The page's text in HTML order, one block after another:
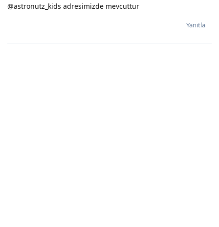
@astronutz_kids adresimizde mevcuttur
Yanıtla